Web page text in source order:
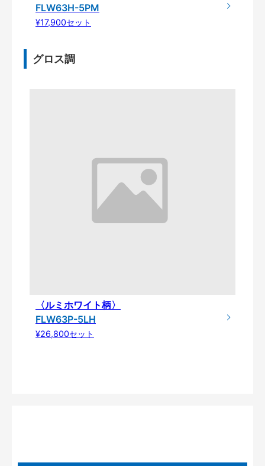
FLW63H-5PM
¥17,900セット
グロス調
〈ルミホワイト柄〉
FLW63P-5LH
¥26,800セット